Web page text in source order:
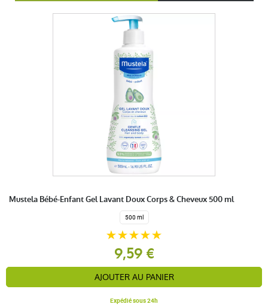
Mustela Bébé-Enfant Gel Lavant Doux Corps & Cheveux 500 ml
500 ml
9,59 €
AJOUTER AU PANIER
Expédié sous 24h